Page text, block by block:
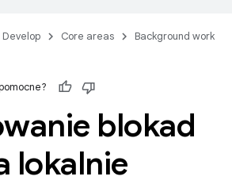
Develop Core areas
Background work
blokad
lokalnie